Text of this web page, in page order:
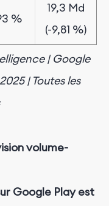
%
19,3 Md
(-9,81 %)
| Google
2025 | Toutes les
volume-
Google Play est